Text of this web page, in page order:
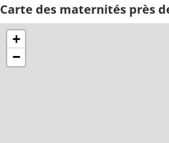
Carte des maternités près
+
−